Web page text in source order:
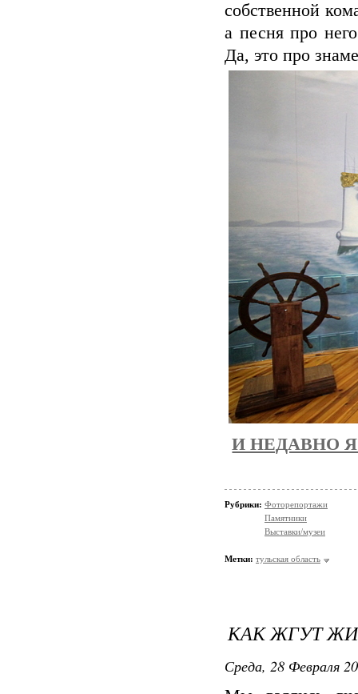
собственной
а песня про
Да, это про
И НЕДАВНО
Рубрики: Фоторепортажи
Памятники
Выставки/музеи
Метки: тульская область
КАК ЖГУТ
Среда, 28 Февраля